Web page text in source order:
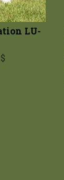
LU-